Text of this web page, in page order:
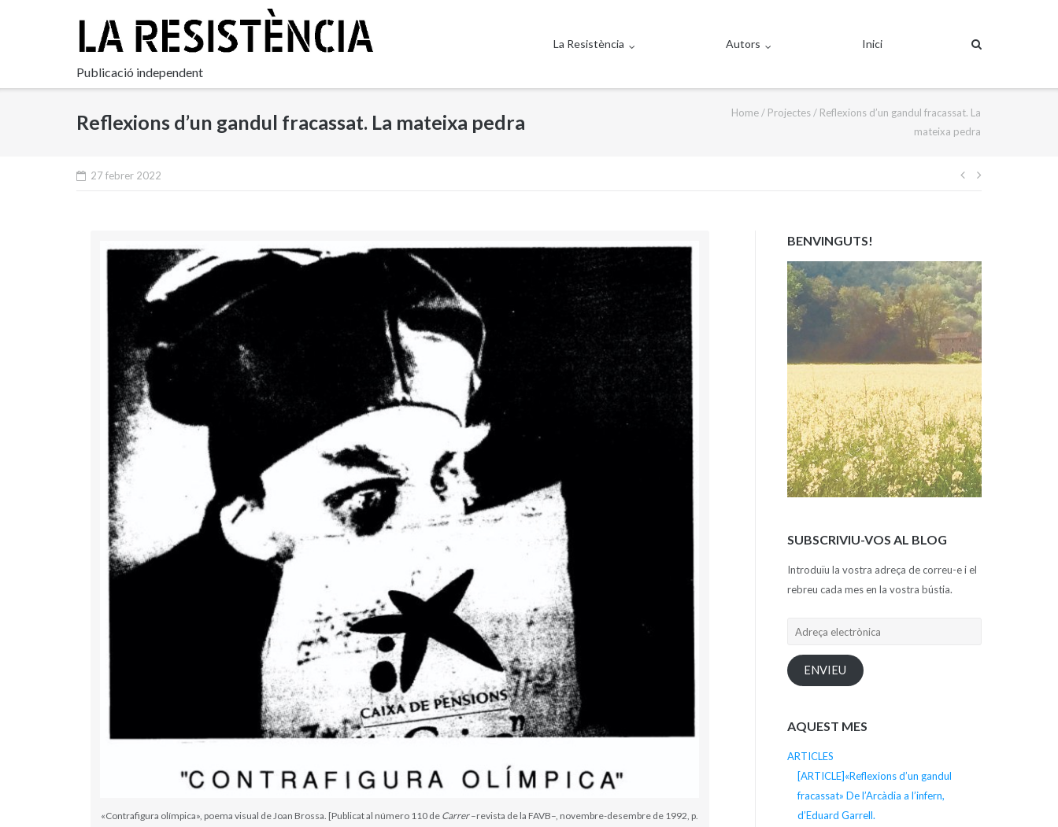
Publicació independent
La Resistència Autors Inici
Reflexions d’un gandul fracassat. La mateixa pedra Home/ Projectes/ Reflexions d’un gandul fracassat. La
mateixa pedra
27 febrer 2022
Navegació
«Contrafigura olímpica», poema visual de Joan Brossa. [Publicat al número 110 de Carrer–revista de la FAVB–, novembre-desembre de 1992, p.
BENVINGUTS!
SUBSCRIVIU-VOS AL BLOG
Introduïu la vostra adreça de correu-e i el
rebreu cada mes en la vostra bústia.
Adreça
ENVIEU
AQUEST MES
ARTICLES
[ARTICLE]«Reflexions d’un gandul
fracassat» De l’Arcàdia a l’infern,
d’Eduard Garrell.